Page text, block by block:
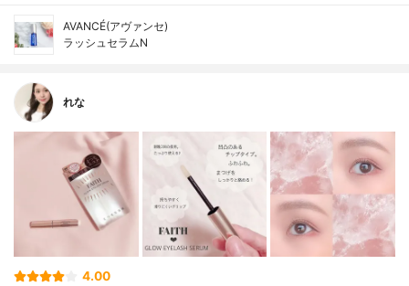
AVANCÉ(アヴァンセ)
ラッシュセラムN
れな
4.00